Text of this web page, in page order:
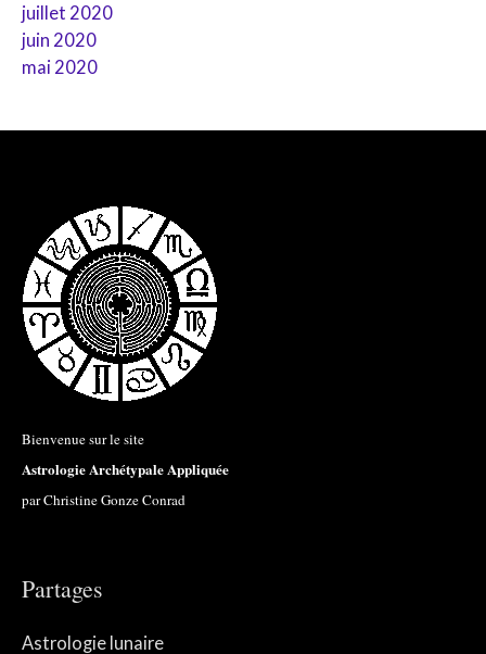
juillet 2020
juin 2020
mai 2020
Bienvenue sur le site
Astrologie Archétypale Appliquée
par Christine Gonze Conrad
Partages
Astrologie lunaire